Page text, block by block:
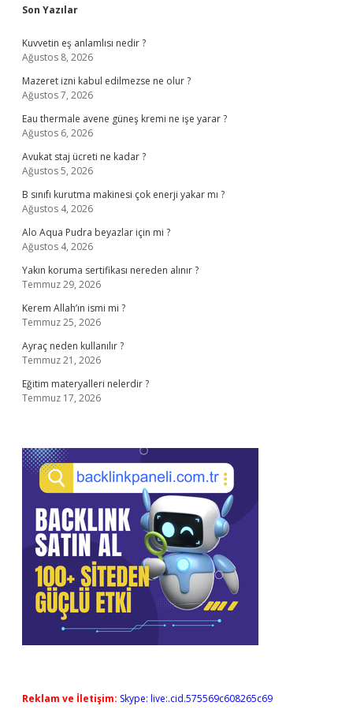
Sidebar
Son Yazılar
Kuvvetin eş anlamlısı nedir ?
Ağustos 8, 2026
Mazeret izni kabul edilmezse ne olur ?
Ağustos 7, 2026
Eau thermale avene güneş kremi ne işe yarar ?
Ağustos 6, 2026
Avukat staj ücreti ne kadar ?
Ağustos 5, 2026
B sınıfı kurutma makinesi çok enerji yakar mı ?
Ağustos 4, 2026
Alo Aqua Pudra beyazlar için mi ?
Ağustos 4, 2026
Yakın koruma sertifikası nereden alınır ?
Temmuz 29, 2026
Kerem Allah’ın ismi mi ?
Temmuz 25, 2026
Ayraç neden kullanılır ?
Temmuz 21, 2026
Eğitim materyalleri nelerdir ?
Temmuz 17, 2026
Reklam ve İletişim: Skype: live:.cid.575569c608265c69